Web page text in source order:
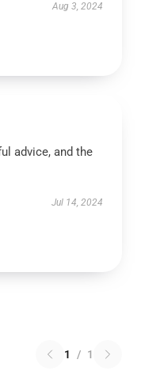
Aug 3, 2024
advice, and the
Jul 14, 2024
1 / 1